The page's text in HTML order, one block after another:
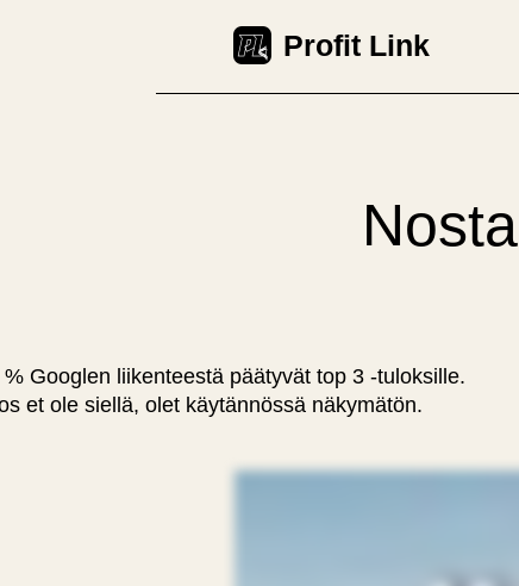
Profit Link
Nosta
Googlen liikenteestä päätyvät top 3 -tuloksille.
et ole siellä, olet käytännössä näkymätön.